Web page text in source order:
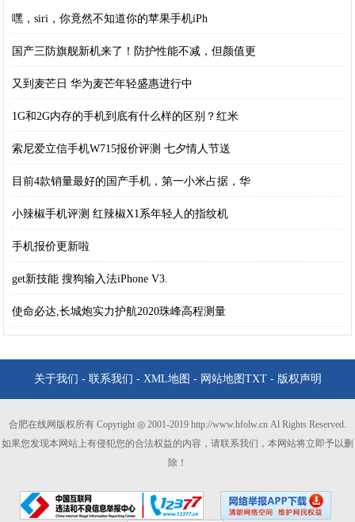
嘿，siri，你竟然不知道你的苹果手机iPh
国产三防旗舰新机来了！防护性能不减，但颜值更
又到麦芒日 华为麦芒年轻盛惠进行中
1G和2G内存的手机到底有什么样的区别？红米
索尼爱立信手机W715报价评测 七夕情人节送
目前4款销量最好的国产手机，第一小米占据，华
小辣椒手机评测 红辣椒X1系年轻人的指纹机
手机报价更新啦
get新技能 搜狗输入法iPhone V3.
使命必达,长城炮实力护航2020珠峰高程测量
关于我们 - 联系我们 - XML地图 - 网站地图 TXT- 版权声明
合肥在线网版权所有 Copyright ◎ 2001-2019 http://www.hfolw.cn Al Rights Reserved.
如果您发现本网站上有侵犯您的合法权益的内容，请联系我们，本网站将立即予以删
除！